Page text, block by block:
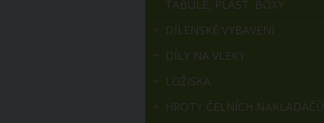
TABULE, PLAST. BOXY
DÍLENSKÉ VYBAVENÍ
DÍLY NA VLEKY
LOŽISKA
HROTY ČELNÍCH NAKLADAČŮ